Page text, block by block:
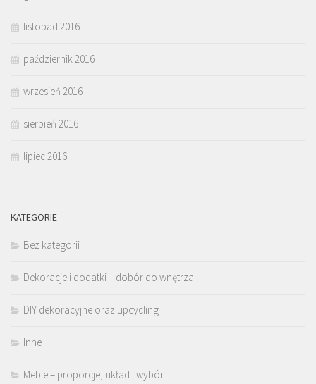
listopad 2016
październik 2016
wrzesień 2016
sierpień 2016
lipiec 2016
KATEGORIE
Bez kategorii
Dekoracje i dodatki – dobór do wnętrza
DIY dekoracyjne oraz upcycling
Inne
Meble – proporcje, układ i wybór